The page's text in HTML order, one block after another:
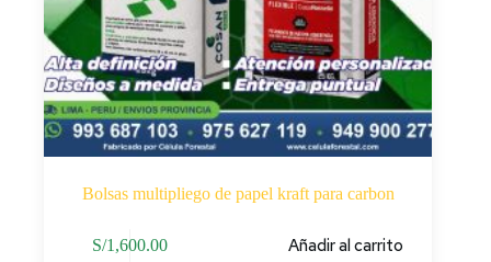
Bolsas multipliego de papel kraft para carbon
S/1,600.00 Añadir al carrito